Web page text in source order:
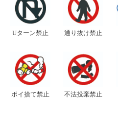
Uターン禁止 通り抜け禁止
ポイ捨て禁止 不法投棄禁止